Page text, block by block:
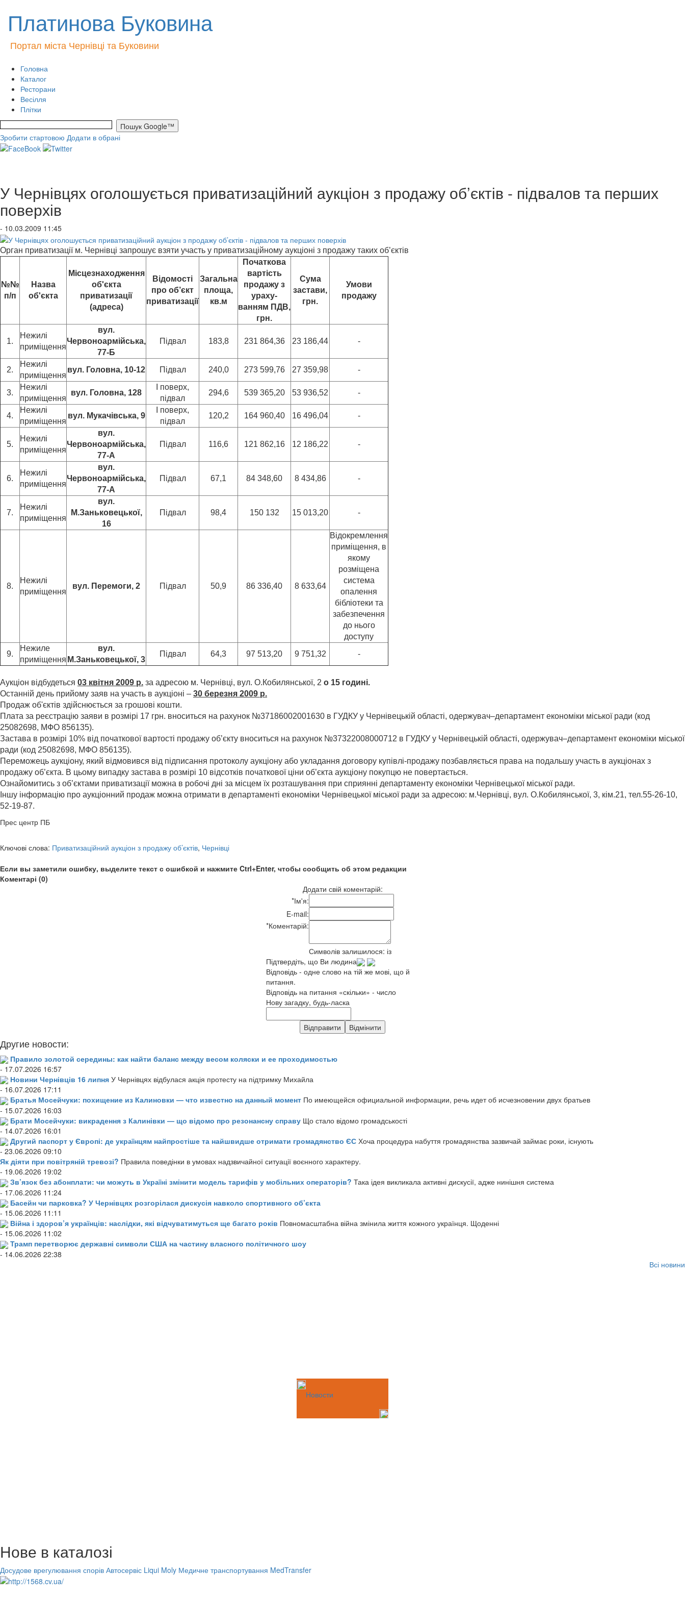
Платинова Буковина
Портал міста Чернівці та Буковини
Головна
Каталог
Ресторани
Весілля
Плітки
Зробити стартовою Додати в обрані
У Чернівцях оголошується приватизаційний аукціон з продажу об’єктів - підвалов та перших
поверхів
- 10.03.2009 11:45
Орган приватизації м. Чернівці запрошує взяти участь у приватизаційному аукціоні з продажу таких об’єктів
№№
п/п
Назва
об'єкта
Місцезнаходження
об'єкта
приватизації
(адреса)
Відомості
про об’єкт
приватизації
Загальна
площа,
кв.м
Початкова
вартість
продажу з
ураху-
ванням ПДВ,
грн.
Сума
застави,
грн.
Умови
продажу
1.
Нежилі
приміщення
вул.
Червоноармійська,
77-Б
Підвал 183,8 231 864,36 23 186,44 -
2.
Нежилі
приміщення
вул. Головна, 10-12 Підвал 240,0 273 599,76 27 359,98 -
3.
Нежилі
приміщення
вул. Головна, 128
І поверх,
підвал
294,6 539 365,20 53 936,52 -
4.
Нежилі
приміщення
вул. Мукачівська, 9
І поверх,
підвал
120,2 164 960,40 16 496,04 -
5.
Нежилі
приміщення
вул.
Червоноармійська,
77-А
Підвал 116,6 121 862,16 12 186,22 -
6.
Нежилі
приміщення
вул.
Червоноармійська,
77-А
Підвал 67,1 84 348,60 8 434,86 -
7.
Нежилі
приміщення
вул.
М.Заньковецької,
16
Підвал 98,4 150 132 15 013,20 -
8.
Нежилі
приміщення
вул. Перемоги, 2 Підвал 50,9 86 336,40 8 633,64
Відокремлення
приміщення, в
якому
розміщена
система
опалення
бібліотеки та
забезпечення
до нього
доступу
9.
Нежиле
приміщення
вул.
М.Заньковецької, 3
Підвал 64,3 97 513,20 9 751,32 -
Аукціон відбудеться 03 квітня 2009 р. за адресою м. Чернівці, вул. О.Кобилянської, 2 о 15 годині.
Останній день прийому заяв на участь в аукціоні – 30 березня 2009 р.
Продаж об'єктів здійснюється за грошові кошти.
Плата за реєстрацію заяви в розмірі 17 грн. вноситься на рахунок №37186002001630 в ГУДКУ у Чернівецькій області, одержувач–департамент економіки міської ради (код
25082698, МФО 856135).
Застава в розмірі 10% від початкової вартості продажу об’єкту вноситься на рахунок №37322008000712 в ГУДКУ у Чернівецькій області, одержувач–департамент економіки міської
ради (код 25082698, МФО 856135).
Переможець аукціону, який відмовився від підписання протоколу аукціону або укладання договору купівлі-продажу позбавляється права на подальшу участь в аукціонах з
продажу об’єкта. В цьому випадку застава в розмірі 10 відсотків початкової ціни об’єкта аукціону покупцю не повертається.
Ознайомитись з об’єктами приватизації можна в робочі дні за місцем їх розташування при сприянні департаменту економіки Чернівецької міської ради.
Іншу інформацію про аукціонний продаж можна отримати в департаменті економіки Чернівецької міської ради за адресою: м.Чернівці, вул. О.Кобилянської, 3, кім.21, тел.55-26-10,
52-19-87.
Прес центр ПБ
Ключові слова: Приватизаційний аукціон з продажу об’єктів, Чернівці
Если вы заметили ошибку, выделите текст с ошибкой и нажмите Ctrl+Enter, чтобы сообщить об этом редакции
Коментарі (0)
Додати свій коментарій:
*Ім'я:
E-mail:
*Коментарій:
Символів залишилося: із
Підтвердіть, що Ви людина
Відповідь - одне слово на тій же мові, що й
питання.
Відповідь на питання «скільки» - число
Нову загадку, будь-ласка
Другие новости:
Правило золотой середины: как найти баланс между весом коляски и ее проходимостью
- 17.07.2026 16:57
Новини Чернівців 16 липня У Чернівцях відбулася акція протесту на підтримку Михайла
- 16.07.2026 17:11
Братья Мосейчуки: похищение из Калиновки — что известно на данный момент По имеющейся официальной информации, речь идет об исчезновении двух братьев
- 15.07.2026 16:03
Брати Мосейчуки: викрадення з Калинівки — що відомо про резонансну справу Що стало відомо громадськості
- 14.07.2026 16:01
Другий паспорт у Європі: де українцям найпростіше та найшвидше отримати громадянство ЄС Хоча процедура набуття громадянства зазвичай займає роки, існують
- 23.06.2026 09:10
Як діяти при повітряній тревозі? Правила поведінки в умовах надзвичайної ситуації воєнного характеру.
- 19.06.2026 19:02
Зв’язок без абонплати: чи можуть в Україні змінити модель тарифів у мобільних операторів? Така ідея викликала активні дискусії, адже нинішня система
- 17.06.2026 11:24
Басейн чи парковка? У Чернівцях розгорілася дискусія навколо спортивного об’єкта
- 15.06.2026 11:11
Війна і здоров’я українців: наслідки, які відчуватимуться ще багато років Повномасштабна війна змінила життя кожного українця. Щоденні
- 15.06.2026 11:02
Трамп перетворює державні символи США на частину власного політичного шоу
- 14.06.2026 22:38
Всі новини
Новости
Нове в каталозі
Досудове врегулювання спорів Автосервіс Liqui Moly Медичне транспортування MedTransfer